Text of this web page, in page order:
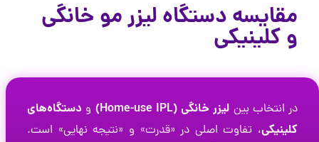
مقایسه دستگاه لیزر مو خانگی
و کلینیکی
در انتخاب بین لیزر خانگی (Home-use IPL) و دستگاه‌های
کلینیکی، تفاوت اصلی در «قدرت» و «نتیجه نهایی» است.